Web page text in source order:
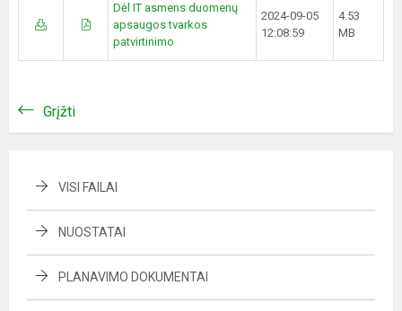
Dėl IT asmens duomenų
apsaugos tvarkos
patvirtinimo
2024-09-05
12:08:59
4.53
MB
Grįžti
VISI FAILAI
NUOSTATAI
PLANAVIMO DOKUMENTAI